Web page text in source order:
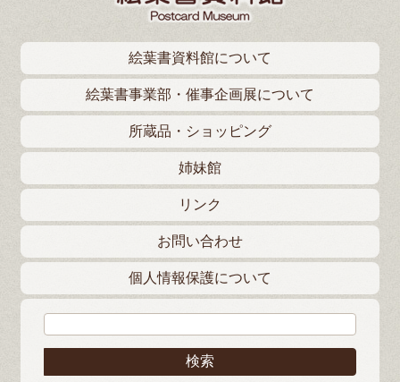
絵葉書資料館について
絵葉書事業部・催事企画展について
所蔵品・ショッピング
姉妹館
リンク
お問い合わせ
個人情報保護について